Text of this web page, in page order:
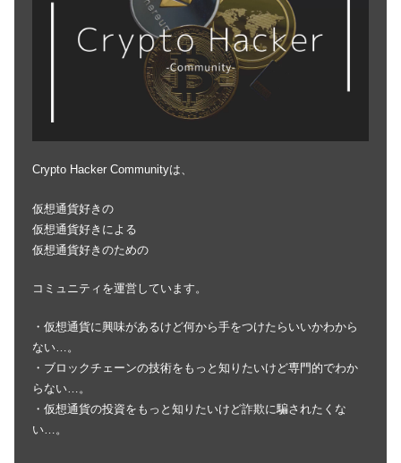
Crypto Hacker Communityは、
仮想通貨好きの
仮想通貨好きによる
仮想通貨好きのための
コミュニティを運営しています。
・仮想通貨に興味があるけど何から手をつけたらいいかわから
ない…。
・ブロックチェーンの技術をもっと知りたいけど専門的でわか
らない…。
・仮想通貨の投資をもっと知りたいけど詐欺に騙されたくな
い…。